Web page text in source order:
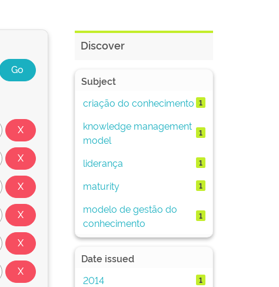
Discover
Subject
criação do conhecimento 1
knowledge management
model
1
liderança 1
maturity 1
modelo de gestão do
conhecimento
1
Date issued
2014
1